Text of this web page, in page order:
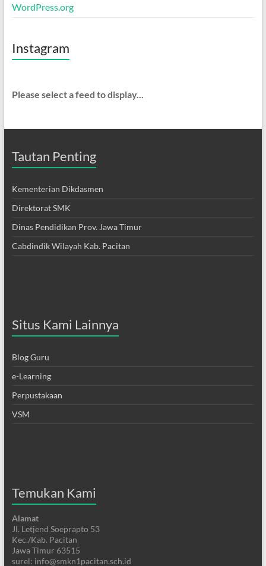
WordPress.org
Instagram
Please select a feed to display...
Tautan Penting
Kementerian Dikdasmen
Direktorat SMK
Dinas Pendidikan Prov. Jawa Timur
Cabdindik Wilayah Kab. Pacitan
Situs Kami Lainnya
Blog Guru
e-Learning
Perpustakaan
VSM
Temukan Kami
Alamat
Jl. Letjend Soeprapto 53
Kec./Kab. Pacitan
Jawa Timur 63515
surel: info@smkn1pacitan.sch.id